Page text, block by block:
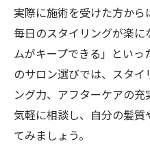
実際に施術を受けた方から
毎日のスタイリングが楽
ムがキープできる」とい
のサロン選びでは、スタ
ング力、アフターケアの
気軽に相談し、自分の髪
てみましょう。